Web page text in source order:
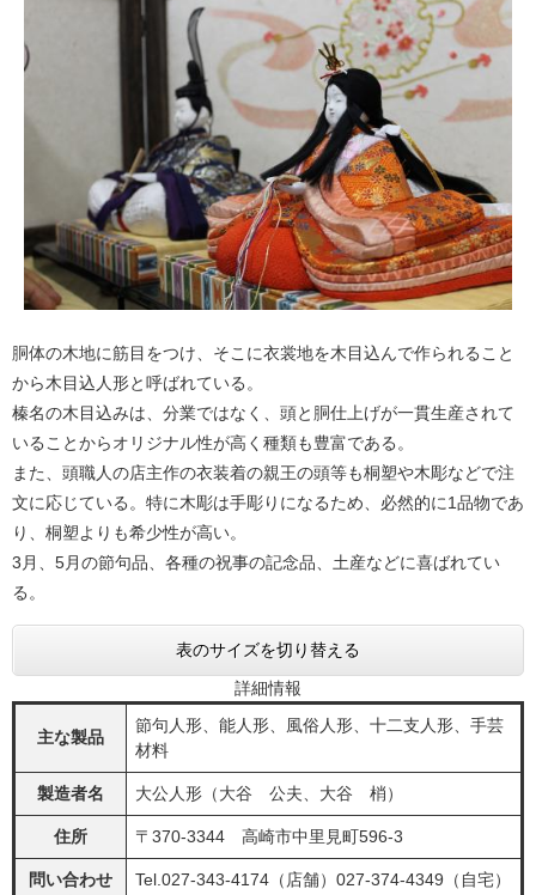
胴体の木地に筋目をつけ、そこに衣裳地を木目込んで作られること
から木目込人形と呼ばれている。
榛名の木目込みは、分業ではなく、頭と胴仕上げが一貫生産されて
いることからオリジナル性が高く種類も豊富である。
また、頭職人の店主作の衣装着の親王の頭等も桐塑や木彫などで注
文に応じている。特に木彫は手彫りになるため、必然的に1品物であ
り、桐塑よりも希少性が高い。
3月、5月の節句品、各種の祝事の記念品、土産などに喜ばれてい
る。
表のサイズを切り替える
詳細情報
主な製品
節句人形、能人形、風俗人形、十二支人形、手芸
材料
製造者名 大公人形（大谷 公夫、大谷 梢）
住所 〒370-3344 高崎市中里見町596-3
問い合わせ
Tel.027-343-4174（店舗）027-374-4349（自宅）